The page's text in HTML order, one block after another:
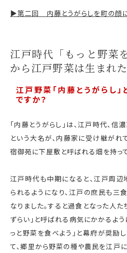
▶第二回 内藤とうがらしを町の顔に
江戸時代「もっと野菜
から江戸野菜は生まれた
江戸野菜「内藤とうがらし
ですか？
「内藤とうがらし」は、江戸時代、
という大名が、内藤家に受け継がれ
宿御苑に下屋敷と呼ばれる畑を持っ
江戸時代も中期になると、江戸周辺
られるようになり、江戸の庶民も三
なりました。すると過食となった人た
ずらい」と呼ばれる病気にかかるよう
っと野菜を食べよう」と幕府が奨励
て、郷里から野菜の種や農民を江戸